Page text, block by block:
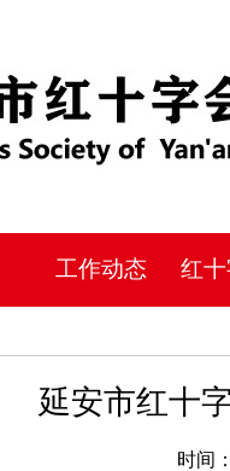
工作动态 红
延安市红十
时间